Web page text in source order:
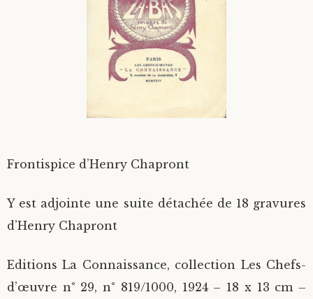
Langues étrangères
Frontispice d’Henry Chapront
Y est adjointe une suite détachée de 18 gravures
d’Henry Chapront
Editions La Connaissance, collection Les Chefs-
d’œuvre n° 29, n° 819/1000, 1924 – 18 x 13 cm –